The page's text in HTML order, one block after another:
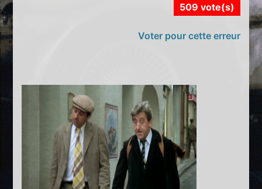
509 vote(s)
Voter pour cette erreur